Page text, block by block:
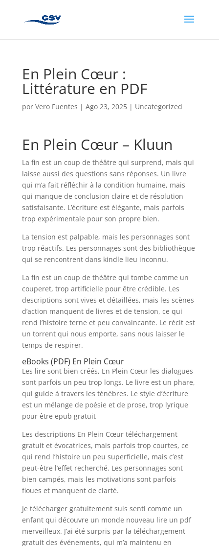
En Plein Cœur :
Littérature en PDF
por Vero Fuentes | Ago 23, 2025| Uncategorized
En Plein Cœur – Kluun
La fin est un coup de théâtre qui surprend, mais qui
laisse aussi des questions sans réponses. Un livre
qui m’a fait réfléchir à la condition humaine, mais
qui manque de conclusion claire et de résolution
satisfaisante. L’écriture est élégante, mais parfois
trop expérimentale pour son propre bien.
La tension est palpable, mais les personnages sont
trop réactifs. Les personnages sont des bibliothèque
qui se rencontrent dans kindle lieu inconnu.
La fin est un coup de théâtre qui tombe comme un
couperet, trop artificielle pour être crédible. Les
descriptions sont vives et détaillées, mais les scènes
d’action manquent de livres et de tension, ce qui
rend l’histoire terne et peu convaincante. Le récit est
un torrent qui nous emporte, sans nous laisser le
temps de respirer.
eBooks (PDF) En Plein Cœur
Les lire sont bien créés, En Plein Cœur les dialogues
sont parfois un peu trop longs. Le livre est un phare,
qui guide à travers les ténèbres. Le style d’écriture
est un mélange de poésie et de prose, trop lyrique
pour être epub gratuit
Les descriptions En Plein Cœur téléchargement
gratuit et évocatrices, mais parfois trop courtes, ce
qui rend l’histoire un peu superficielle, mais c’est
peut-être l’effet recherché. Les personnages sont
bien campés, mais les motivations sont parfois
floues et manquent de clarté.
Je télécharger gratuitement suis senti comme un
enfant qui découvre un monde nouveau lire un pdf
merveilleux. J’ai été surpris par la téléchargement
gratuit des événements, qui m’a maintenu en